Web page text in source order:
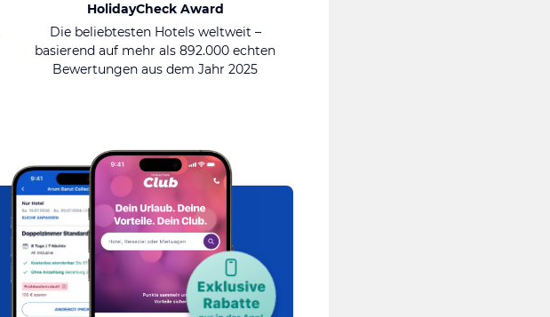
HolidayCheck Award
Die beliebtesten Hotels weltweit –
basierend auf mehr als 892.000 echten
Bewertungen aus dem Jahr 2025